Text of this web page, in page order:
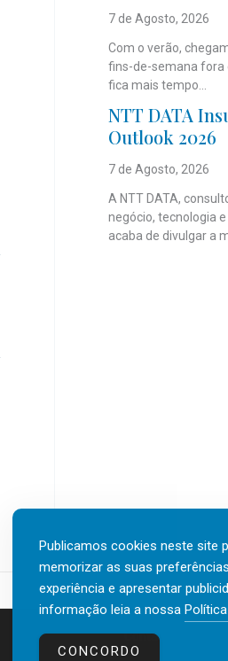
7 de Agosto, 2026
Com o verão,
fins-de-semana fora
fica mais tempo...
NTT DATA
Outlook 2026
7 de Agosto, 2026
A NTT DATA,
negócio, tecnologia
acaba de divulgar a
Contactos
Publicamos cookies neste site
memorizar as suas
experiência e apresentar
informação leia a nossa
CONCORDO